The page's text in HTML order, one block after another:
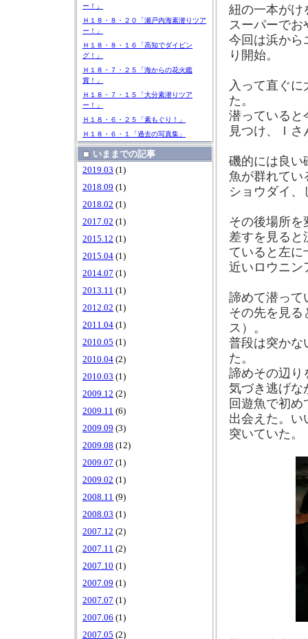
ー！」
Ｈ１８・８・２０「瀬戸内海素潜りツア
ー！」
Ｈ１８・８・１６「高知でダイビン
グ！」
Ｈ１８・７・２５「海からの花火鑑
賞！」
Ｈ１８・７・１５「大分素潜りツア
ー！」
Ｈ１８・６・２５「素もぐり！」
Ｈ１８・６・１「過去の写真集」
いままでの記事
2019.03 (1)
2018.09 (1)
2018.02 (1)
2017.02 (1)
2015.12 (1)
2015.04 (1)
2014.07 (1)
2013.11 (1)
2012.02 (1)
2011.04 (1)
2010.05 (1)
2010.04 (2)
2010.03 (1)
2009.12 (2)
2009.11 (6)
2009.09 (3)
2009.08 (12)
2009.07 (1)
2009.02 (1)
2008.11 (9)
2008.03 (1)
2007.12 (2)
2007.11 (2)
2007.10 (1)
2007.09 (1)
2007.07 (1)
2007.06 (1)
2007.05 (2)
紐の一本がけ
スーパーでお
今回は浜から
り開始。
入って直ぐ
た。
潜っていると
見つけ、Ｉ
磯的には良い
魚が群れてい
ショウダイ
その後場所を
差すを見ると
ていると左に
近いロウニン
諦めて潜って
その先を見る
ス）。
普段は突かな
た。
諦めその辺り
気づき逃げな
回遊魚で初
出会えた。い
突いていた。